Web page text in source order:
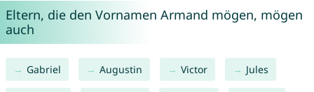
Eltern, die den Vornamen Armand mögen, mögen
auch
Gabriel Augustin Victor Jules